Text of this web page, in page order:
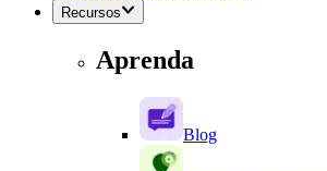
Recursos
Aprenda
Blog